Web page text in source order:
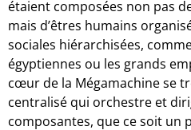
étaient composées non pas
mais d’êtres humains
sociales hiérarchisées,
égyptiennes ou les grands
cœur de la Mégamachine se
centralisé qui orchestre et
composantes, que ce soit un